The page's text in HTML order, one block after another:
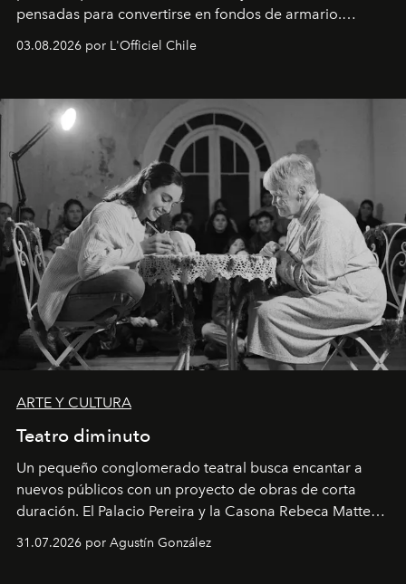
pensadas para convertirse en fondos de armario.
Disponible en Chile desde el 6 de agosto.
03.08.2026 por L'Officiel Chile
ARTE Y CULTURA
Teatro diminuto
Un pequeño conglomerado teatral busca encantar a
nuevos públicos con un proyecto de obras de corta
duración. El Palacio Pereira y la Casona Rebeca Matte
son algunos de los lugares que han albergado estas
miniobras. Sus puestas en escena son limpias; ponen el
31.07.2026 por Agustín González